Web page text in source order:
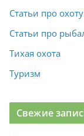
Статьи про охоту
Статьи про
Тихая охота
Туризм
Свежие